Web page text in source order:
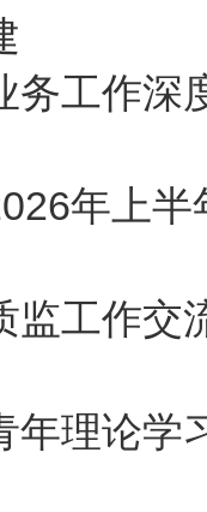
务工作深
年上半
监工作交
年理论学